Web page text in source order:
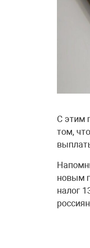
С этим
том,
новым
налог